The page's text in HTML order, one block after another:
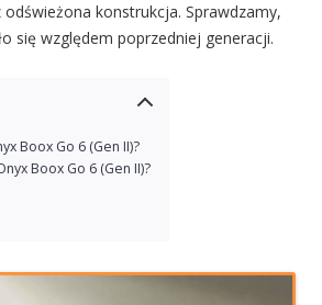
odświeżona konstrukcja. Sprawdzamy,
się względem poprzedniej generacji.
Boox Go 6 (Gen II)?
Boox Go 6 (Gen II)?